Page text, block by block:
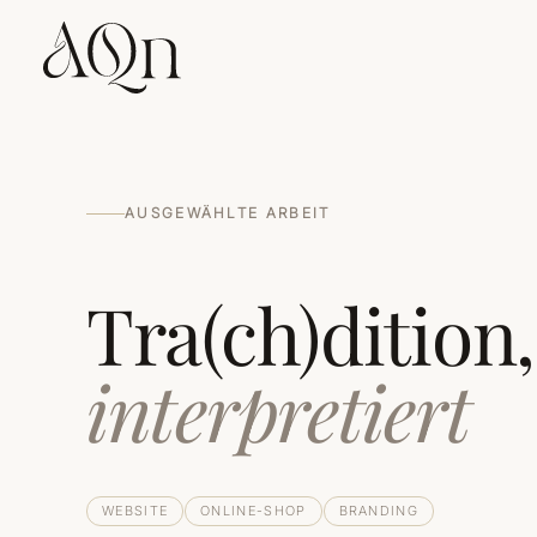
AUSGEWÄHLTE ARBEIT
Tra(ch)dition,
interpretiert
WEBSITE ONLINE-SHOP BRANDING